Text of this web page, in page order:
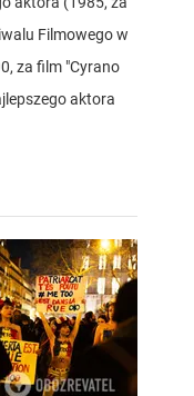
Filmowego w
za film "Cyrano
aktora
Złotego
najlepszego
(1991, za film
Lwa Festiwalu
w kinie
Laureat
szczytu